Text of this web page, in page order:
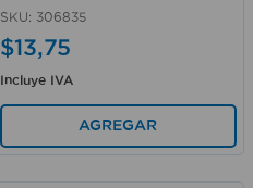
SKU: 306835
$13,75
Incluye IVA
AGREGAR